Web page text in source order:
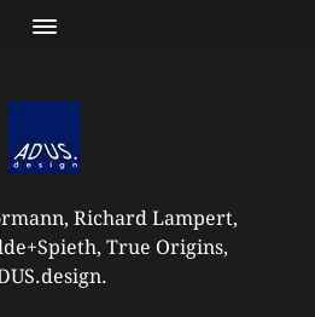
Richard Lampert,
True Origins,